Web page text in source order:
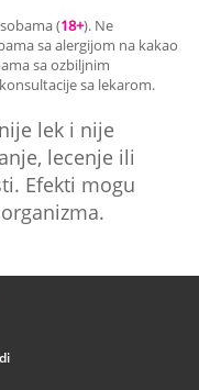
(18+). Ne
sa alergijom na kakao
sa ozbiljnim
sa lekarom.
lek i nije
lecenje ili
Efekti mogu